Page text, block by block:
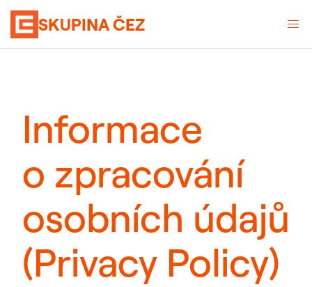
SKUPINA ČEZ
Informace
o zpracování
osobních údajů
(Privacy Policy)